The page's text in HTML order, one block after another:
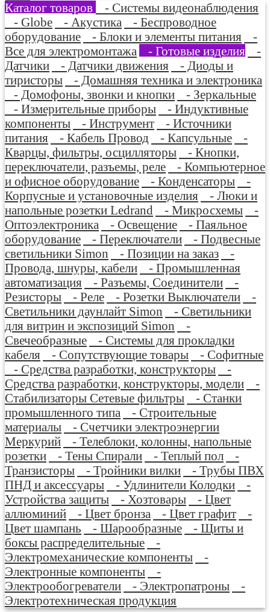
Каталог товаров
- Системы видеонаблюдения
- Globe
- Акустика
- Беспроводное
оборудование
- Блоки и элементы питания
-
Все для электромонтажа
- Готовые изделия
-
Датчики
- Датчики движения
- Диоды и
тиристоры
- Домашняя техника и электроника
- Домофоны, звонки и кнопки
- Зеркальные
- Измерительные приборы
- Индуктивные
компоненты
- Инструмент
- Источники
питания
- Кабель Провод - Капсульные
-
Кварцы, фильтры, осцилляторы
- Кнопки,
переключатели, разъемы, реле
- Компьютерное
и офисное оборудование
- Конденсаторы
-
Корпусные и установочные изделия
- Люки и
напольные розетки Ledrand
- Микросхемы
-
Оптоэлектроника
- Освещение
- Паяльное
оборудование
- Переключатели
- Подвесные
светильники Simon
- Позиции на заказ
-
Провода, шнуры, кабели
- Промышленная
автоматизация
- Разъемы, Соединители
-
Резисторы
- Реле - Розетки Выключатели
-
Светильники даунлайт Simon
- Светильники
для витрин и экспозиций Simon
-
Свечеобразные
- Системы для прокладки
кабеля
- Сопутствующие товары
- Софитные
- Средства разработки, конструкторы
-
Средства разработки, конструкторы, модели
-
Стабилизаторы Сетевые фильтры
- Станки
промышленного типа
- Строительные
материалы
- Счетчики электроэнергии
Меркурий
- Телеблоки, колонны, напольные
розетки
- Тены Спирали - Теплый пол
-
Транзисторы
- Тройники вилки
- Трубы ПВХ
ПНД и аксессуары
- Удлинители Колодки
-
Устройства защиты
- Хозтовары
- Цвет
аллюминий
- Цвет бронза - Цвет графит
-
Цвет шампань
- Шарообразные
- Щиты и
боксы распределительные
-
Электромеханические компоненты
-
Электронные компоненты
-
Электрообогреватели
- Электропатроны
-
Электротехническая продукция